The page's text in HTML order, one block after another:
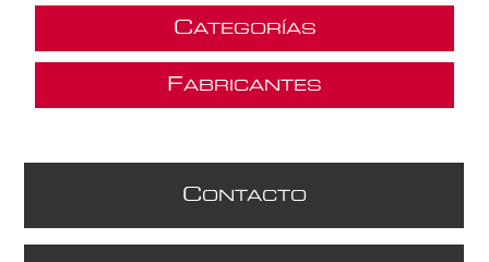
CATEGORÍAS
FABRICANTES
CONTACTO